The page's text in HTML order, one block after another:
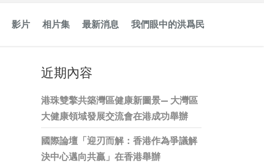
影片 相片集 最新消息 我們眼中的洪爲民
近期內容
港珠雙擎共築灣區健康新圖景— 大灣區
大健康領域發展交流會在港成功舉辦
國際論壇「迎刃而解：香港作為爭議解
決中心邁向共贏」在香港舉辦